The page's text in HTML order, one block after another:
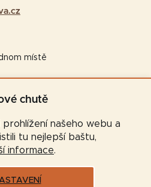
chutě
prohlížení našeho webu a
tu nejlepší baštu,
informace.
místě